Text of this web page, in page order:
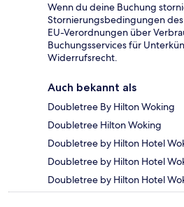
Wenn du deine Buchung
Stornierungsbedingungen
EU-Verordnungen über
Buchungsservices für
Widerrufsrecht.
Auch bekannt als
Doubletree By Hilton Woking
Doubletree Hilton Woking
Doubletree by Hilton Hotel
Doubletree by Hilton Hotel
Doubletree by Hilton Hotel